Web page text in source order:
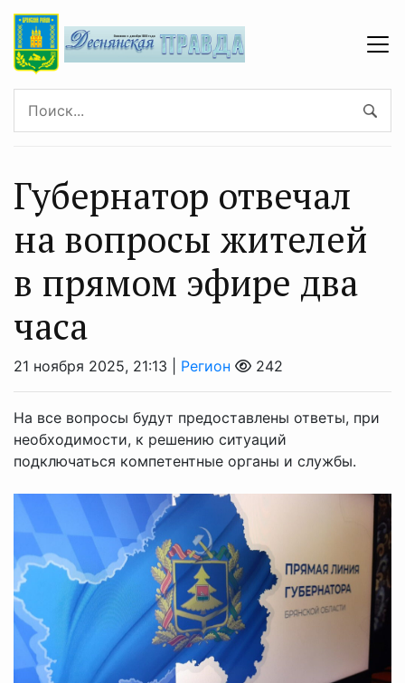
Губернатор отвечал
на вопросы жителей
в прямом эфире два
часа
21 ноября 2025, 21:13 | Регион 242
На все вопросы будут предоставлены ответы, при
необходимости, к решению ситуаций
подключаться компетентные органы и службы.